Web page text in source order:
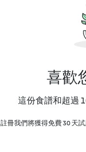
喜歡
這份食譜和超過
註冊我們將獲得免費 30 天